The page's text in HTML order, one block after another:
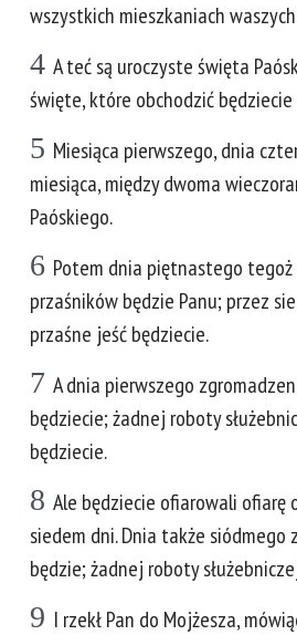
wszystkich mieszkaniach
4 A teć są uroczyste święta
święte, które obchodzić
5 Miesiąca pierwszego, dnia
miesiąca, między dwoma
Paóskiego.
6 Potem dnia piętnastego tegoż
przaśników będzie Panu; przez
przaśne jeść będziecie.
7 A dnia pierwszego
będziecie; żadnej roboty
będziecie.
8 Ale będziecie ofiarowali ofiarę
siedem dni. Dnia także
będzie; żadnej roboty
9 I rzekł Pan do Mojżesza,